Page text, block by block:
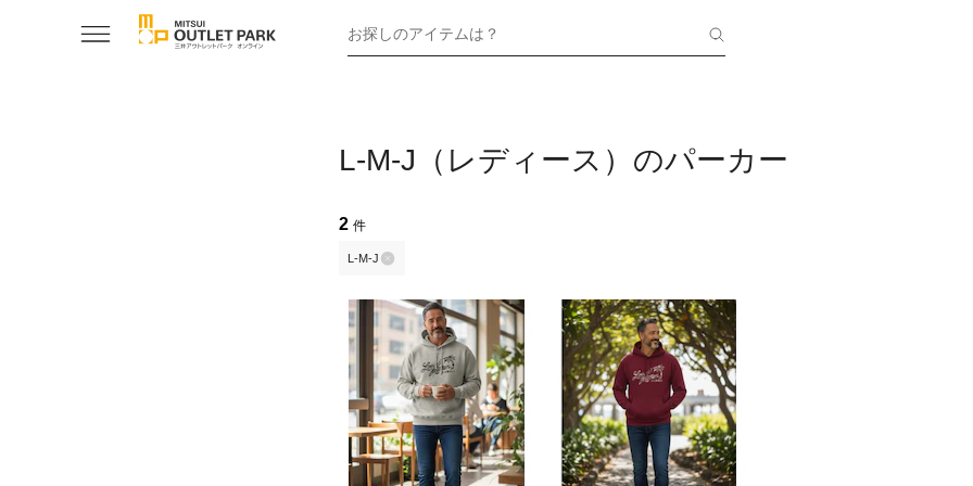
お探しのアイテムは？
L-M-J（レディース）のパーカー
2 件
L-M-J